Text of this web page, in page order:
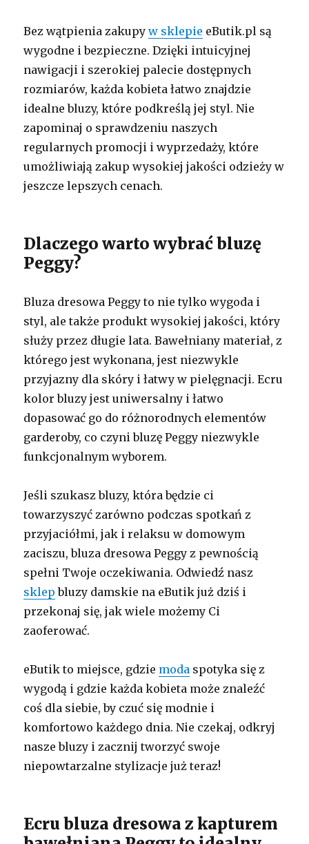
Bez wątpienia zakupyw sklepie eButik.pl są
wygodne i bezpieczne. Dzięki intuicyjnej
nawigacji i szerokiej palecie dostępnych
rozmiarów, każda kobieta łatwo znajdzie
idealne bluzy, które podkreślą jej styl. Nie
zapominaj o sprawdzeniu naszych
regularnych promocji i wyprzedaży, które
umożliwiają zakup wysokiej jakości odzieży w
jeszcze lepszych cenach.
Dlaczego warto wybrać bluzę
Peggy?
Bluza dresowa Peggy to nie tylko wygoda i
styl, ale także produkt wysokiej jakości, który
służy przez długie lata. Bawełniany materiał, z
którego jest wykonana, jest niezwykle
przyjazny dla skóry i łatwy w pielęgnacji. Ecru
kolor bluzy jest uniwersalny i łatwo
dopasować go do różnorodnych elementów
garderoby, co czyni bluzę Peggy niezwykle
funkcjonalnym wyborem.
Jeśli szukasz bluzy, która będzie ci
towarzyszyć zarówno podczas spotkań z
przyjaciółmi, jak i relaksu w domowym
zaciszu, bluza dresowa Peggy z pewnością
spełni Twoje oczekiwania. Odwiedź nasz
sklep bluzy damskie na eButik już dziś i
przekonaj się, jak wiele możemy Ci
zaoferować.
eButik to miejsce, gdzie moda spotyka się z
wygodą i gdzie każda kobieta może znaleźć
coś dla siebie, by czuć się modnie i
komfortowo każdego dnia. Nie czekaj, odkryj
nasze bluzy i zacznij tworzyć swoje
niepowtarzalne stylizacje już teraz!
Ecru bluza dresowa z kapturem